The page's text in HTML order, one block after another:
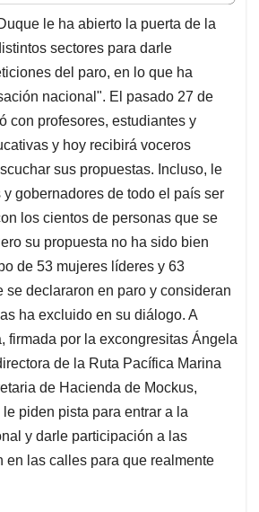
i
l
e
a
d
s
le ha abierto la puerta de la
sectores para darle
del paro, en lo que ha
nacional". El pasado 27 de
con profesores, estudiantes y
y hoy recibirá voceros
sus propuestas. Incluso, le
gobernadores de todo el país ser
los cientos de personas que se
su propuesta no ha sido bien
de 53 mujeres líderes y 63
se declararon en paro y consideran
ha excluido en su diálogo. A
firmada por la excongresitas Ángela
de la Ruta Pacífica Marina
de Hacienda de Mockus,
piden pista para entrar a la
y darle participación a las
en las calles para que realmente